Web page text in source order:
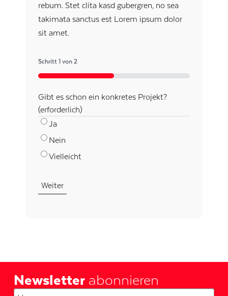
rebum. Stet clita kasd gubergren, no sea
takimata sanctus est Lorem ipsum dolor
sit amet.
Schritt1von2
50%
Gibt es schon ein konkretes Projekt?
(erforderlich)
Ja
Nein
Vielleicht
Newsletterabonnieren